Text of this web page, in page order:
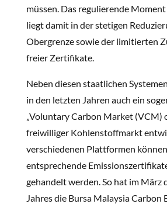
müssen. Das regulierende Moment
liegt damit in der stetigen
Obergrenze sowie der limitierten
freier Zertifikate.
Neben diesen staatlichen
in den letzten Jahren auch ein
„Voluntary Carbon Market (VCM)
freiwilliger Kohlenstoffmarkt
verschiedenen Plattformen können
entsprechende
gehandelt werden. So hat im März
Jahres die Bursa Malaysia Carbon